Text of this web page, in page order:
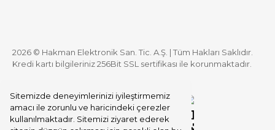
Sitemizde deneyimlerinizi iyileştirmemiz
amacı ile zorunlu ve haricindeki çerezler
kullanılmaktadır. Sitemizi ziyaret ederek
2026 © Hakman Elektronik San. Tic. A.Ş. | Tüm Hakları Saklıdır.
Kredi kartı bilgileriniz 256Bit SSL sertifikası ile korunmaktadır.